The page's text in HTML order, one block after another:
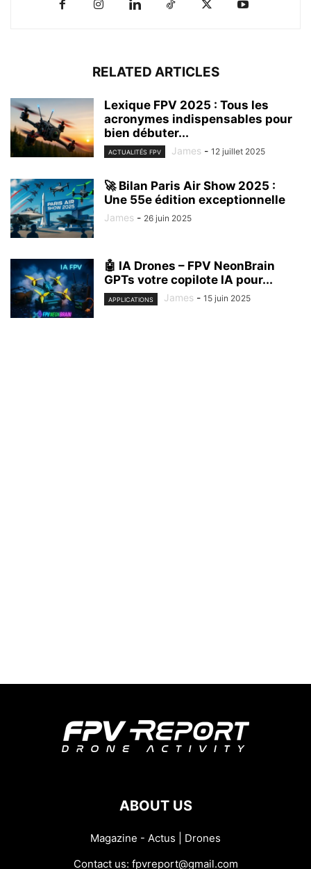
RELATED ARTICLES
Lexique FPV 2025 : Tous les
acronymes indispensables pour
bien débuter...
ACTUALITÉS FPV James - 12 juillet 2025
🚀 Bilan Paris Air Show 2025 :
Une 55e édition exceptionnelle
James - 26 juin 2025
🤖 IA Drones – FPV NeonBrain
GPTs votre copilote IA pour...
APPLICATIONS James - 15 juin 2025
ABOUT US
Magazine - Actus | Drones
Contact us: fpvreport@gmail.com